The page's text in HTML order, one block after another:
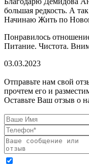
большая редкость. А
Начинаю Жить по
Понравилось
Питание. Чистота.
03.03.2023
Отправьте нам свой
прочтем его и
Оставьте Ваш отзыв о